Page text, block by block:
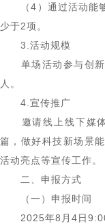
（4）通过活动能够
少于2项。
3.活动规模
单场活动参与创新
人。
4.宣传推广
邀请线上线下媒体
篇，做好科技新场景
活动亮点等宣传工作。
二、申报方式
（一）申报时间
2025年8月4日9:00